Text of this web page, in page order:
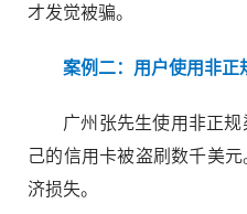
才发觉被骗。
案例二：用户使用非正
广州张先生使用非正
己的信用卡被盗刷数千美
济损失。